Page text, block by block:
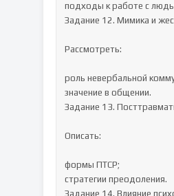
подходы к работе с
Задание 12. Мимика и
Рассмотреть:
роль невербальной
значение в общении.
Задание 13.
Описать:
формы ПТСР;
стратегии преодоления.
Задание 14. Влияние